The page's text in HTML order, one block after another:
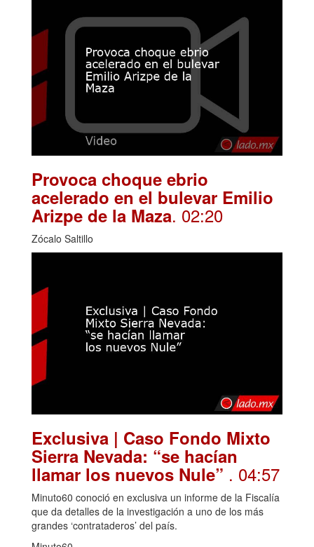
Provoca choque ebrio
acelerado en el bulevar Emilio
Arizpe de la Maza. 02:20
Zócalo Saltillo
Exclusiva | Caso Fondo Mixto
Sierra Nevada: “se hacían
llamar los nuevos Nule” . 04:57
Minuto60 conoció en exclusiva un informe de la Fiscalía
que da detalles de la investigación a uno de los más
grandes ‘contrataderos’ del país.